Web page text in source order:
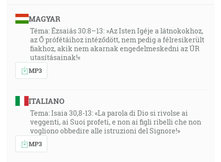
MAGYAR
Téma: Ézsaiás 30:8–13: »Az Isten Igéje a látnokokhoz,
az Ő prófétáihoz intéződött, nem pedig a félresikerült
fiakhoz, akik nem akarnak engedelmeskedni az ÚR
utasításainak!«
MP3
ITALIANO
Tema: Isaia 30,8-13: «La parola di Dio si rivolse ai
veggenti, ai Suoi profeti, e non ai figli ribelli che non
vogliono obbedire alle istruzioni del Signore!»
MP3